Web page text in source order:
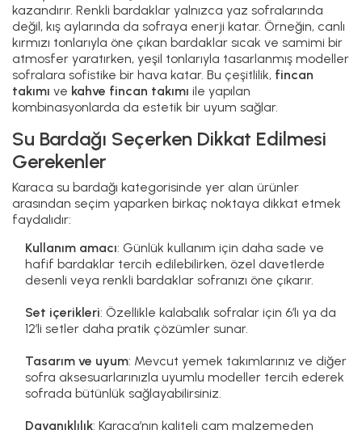
kazandırır. Renkli bardaklar yalnızca yaz sofralarında
değil, kış aylarında da sofraya enerji katar. Örneğin, canlı
kırmızı tonlarıyla öne çıkan bardaklar sıcak ve samimi bir
atmosfer yaratırken, yeşil tonlarıyla tasarlanmış modeller
sofralara sofistike bir hava katar. Bu çeşitlilik, fincan
takımı ve kahve fincan takımı ile yapılan
kombinasyonlarda da estetik bir uyum sağlar.
Su Bardağı Seçerken Dikkat Edilmesi
Gerekenler
Karaca su bardağı kategorisinde yer alan ürünler
arasından seçim yaparken birkaç noktaya dikkat etmek
faydalıdır:
Kullanım amacı: Günlük kullanım için daha sade ve
hafif bardaklar tercih edilebilirken, özel davetlerde
desenli veya renkli bardaklar sofranızı öne çıkarır.
Set içerikleri: Özellikle kalabalık sofralar için 6’lı ya da
12’li setler daha pratik çözümler sunar.
Tasarım ve uyum: Mevcut yemek takımlarınız ve diğer
sofra aksesuarlarınızla uyumlu modeller tercih ederek
sofrada bütünlük sağlayabilirsiniz.
Dayanıklılık: Karaca’nın kaliteli cam malzemeden